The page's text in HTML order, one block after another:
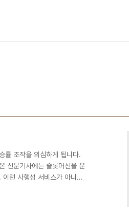
률 조작을 의심하게 됩니다.
신문기사에는 슬롯머신을 운
런 사행성 서비스가 아니라
이 부실한 사이트라면 더 신